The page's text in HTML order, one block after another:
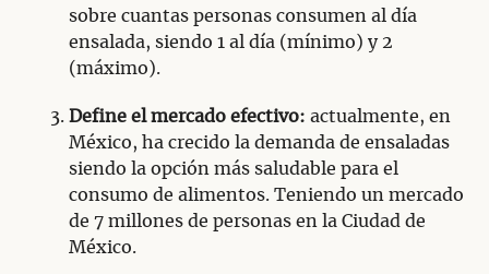
sobre cuantas personas consumen al día
ensalada, siendo 1 al día (mínimo) y 2
(máximo).
Define el mercado efectivo: actualmente, en
México, ha crecido la demanda de ensaladas
siendo la opción más saludable para el
consumo de alimentos. Teniendo un mercado
de 7 millones de personas en la Ciudad de
México.